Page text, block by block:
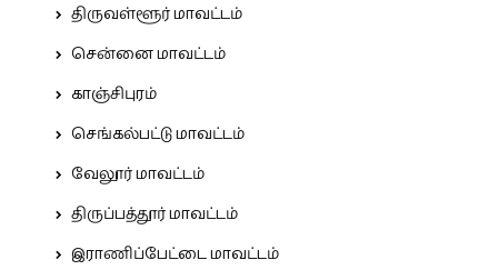
திருவள்ளூர் மாவட்டம்
சென்னை மாவட்டம்
காஞ்சிபுரம்
செங்கல்பட்டு மாவட்டம்
வேலூர் மாவட்டம்
திருப்பத்தூர் மாவட்டம்
இராணிப்பேட்டை மாவட்டம்